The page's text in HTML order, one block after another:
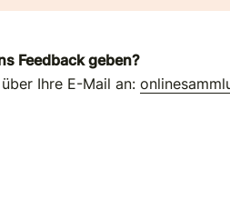
Feedback geben?
Ihre E-Mail an: